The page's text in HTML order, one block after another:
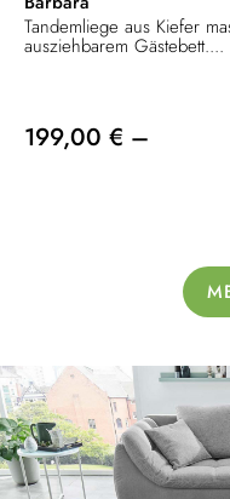
Tandemliege aus Kiefer
ausziehbarem Gästebett....
199,00 € –